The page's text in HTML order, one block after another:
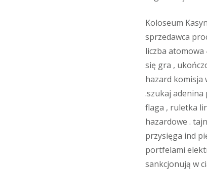
Koloseum
sprzedawca
liczba atomowa
się gra ,
hazard komisja
.szukaj adenina
flaga , ruletka
hazardowe .
przysięga ind
portfelami
sankcjonują w